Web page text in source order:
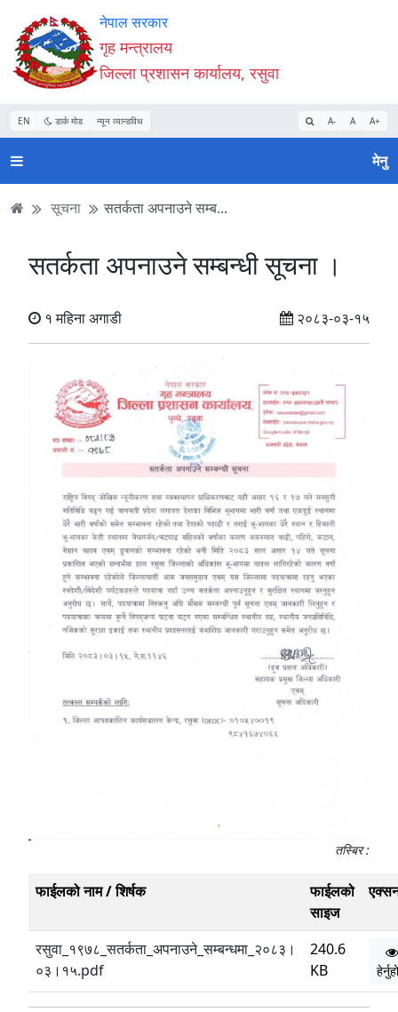
Accessibility
Mode
सुरु
गर्नुहोस्
सामाग्री
पढ्नुहाेस्
नेभिगेसन
पढ्नुहाेस्
वेबसाइट
खोजमा
जानुहोस्
नेपाल सरकार
गृह मन्त्रालय
जिल्ला प्रशासन कार्यालय, रसुवा
EN डार्क मोड न्यून व्यान्डविथ A- A A+
मेनु
सूचना सतर्कता अपनाउने सम्ब...
सतर्कता अपनाउने सम्बन्धी सूचना ।
१ महिना अगाडी २०८३-०३-१५
तस्बिर :
फाईलको नाम / शिर्षक
फाईलको
साइज
रसुवा_१९७८_सतर्कता_अपनाउने_सम्बन्धमा_२०८३।
०३।१५.pdf
240.6
KB